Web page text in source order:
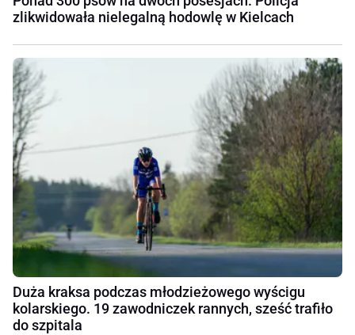
zlikwidowała nielegalną hodowlę w Kielcach
Duża kraksa podczas młodzieżowego wyścigu
kolarskiego. 19 zawodniczek rannych, sześć trafiło
do szpitala